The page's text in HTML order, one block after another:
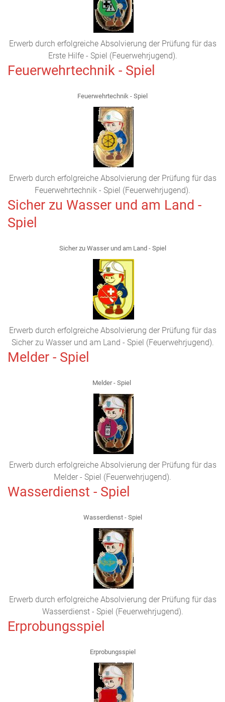
Erwerb durch erfolgreiche Absolvierung der Prüfung für das
Erste Hilfe - Spiel (Feuerwehrjugend).
Feuerwehrtechnik - Spiel
Feuerwehrtechnik - Spiel
Erwerb durch erfolgreiche Absolvierung der Prüfung für das
Feuerwehrtechnik - Spiel (Feuerwehrjugend).
Sicher zu Wasser und am Land -
Spiel
Sicher zu Wasser und am Land - Spiel
Erwerb durch erfolgreiche Absolvierung der Prüfung für das
Sicher zu Wasser und am Land - Spiel (Feuerwehrjugend).
Melder - Spiel
Melder - Spiel
Erwerb durch erfolgreiche Absolvierung der Prüfung für das
Melder - Spiel (Feuerwehrjugend).
Wasserdienst - Spiel
Wasserdienst - Spiel
Erwerb durch erfolgreiche Absolvierung der Prüfung für das
Wasserdienst - Spiel (Feuerwehrjugend).
Erprobungsspiel
Erprobungsspiel